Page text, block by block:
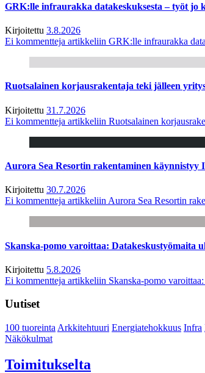
GRK:lle infraurakka datakeskuksesta – työt jo
Kirjoitettu 3.8.2026
Ei kommentteja artikkeliin GRK:lle infraurakka
Ruotsalainen korjausrakentaja teki jälleen
Kirjoitettu 31.7.2026
Ei kommentteja artikkeliin Ruotsalainen
Aurora Sea Resortin rakentaminen käynnistyy
Kirjoitettu 30.7.2026
Ei kommentteja artikkeliin Aurora Sea Resortin
Skanska-pomo varoittaa: Datakeskustyömaita
Kirjoitettu 5.8.2026
Ei kommentteja artikkeliin Skanska-pomo
Uutiset
100 tuoreinta Arkkitehtuuri Energiatehokkuus Infra
Näkökulmat
Toimitukselta